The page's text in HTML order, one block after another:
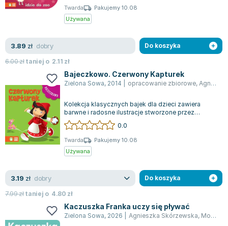
Twarda
Pakujemy 10.08
Używana
3.89 zł dobry
6.00złtaniej o 2.11 zł
Do koszyka
Bajeczkowo. Czerwony Kapturek
Zielona Sowa, 2014 opracowanie zbiorowe, Agnieszka Skórzewska
Kolekcja klasycznych bajek dla dzieci zawiera
barwne i radosne ilustracje stworzone przez
Marcina Południaka, autora znanego z pop...
0.0
Twarda
Pakujemy 10.08
Używana
3.19 zł dobry
7.99złtaniej o 4.80 zł
Do koszyka
Kaczuszka Franka uczy się pływać
Zielona Sowa, 2026 Agnieszka Skórzewska, Monika Suska